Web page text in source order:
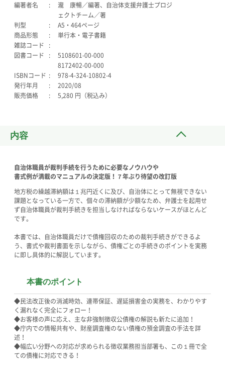
編著者名
瀧 康暢／編著、自治体支援弁護士プロジ
ェクトチーム／著
判型
A5・464ページ
商品形態
単行本・電子書籍
雑誌コード
図書コード
5108601-00-000
8172402-00-000
ISBNコード
978-4-324-10802-4
発行年月
2020/08
販売価格
5,280 円（税込み）
内容
自治体職員が裁判手続を行うために必要なノウハウや
書式例が満載のマニュアルの決定版！７年ぶり待望の改訂版
地方税の繰越滞納額は１兆円近くに及び、自治体にとって無視できない
課題となっている一方で、個々の滞納額が少額なため、弁護士を起用せ
ず自治体職員が裁判手続きを担当しなければならないケースがほとんど
です。
本書では、自治体職員だけで債権回収のための裁判手続きができるよ
う、書式や裁判書面を示しながら、債権ごとの手続きのポイントを実務
に即し具体的に解説しています。
本書のポイント
◆民法改正後の消滅時効、連帯保証、遅延損害金の実務を、わかりやす
く漏れなく完全にフォロー！
◆お客様の声に応え、主な非強制徴収公債権の解説も新たに追加！
◆庁内での情報共有や、財産調査権のない債権の預金調査の手法を詳
述！
◆幅広い分野への対応が求められる徴収業務担当部署も、この１冊で全
ての債権に対応できる！